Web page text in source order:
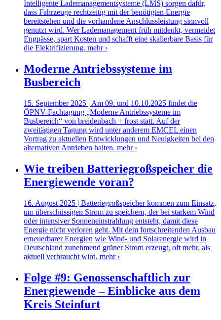
Intelligente Lademanagementsysteme (LMS) sorgen dafür,
dass Fahrzeuge rechtzeitig mit der benötigten Energie
bereitstehen und die vorhandene Anschlussleistung sinnvoll
genutzt wird. Wer Lademanagement früh mitdenkt, vermeidet
Engpässe, spart Kosten und schafft eine skalierbare Basis für
die Elektrifizierung. mehr ›
Moderne Antriebssysteme im
Busbereich
15. September 2025 | Am 09. und 10.10.2025 findet die
ÖPNV-Fachtagung „Moderne Antriebssysteme im
Busbereich“ von breidenbach + frost statt. Auf der
zweitägigen Tagung wird unter anderem EMCEL einen
Vortrag zu aktuellen Entwicklungen und Neuigkeiten bei den
alternativen Antrieben halten. mehr ›
Wie treiben Batteriegroßspeicher die
Energiewende voran?
16. August 2025 | Batteriegroßspeicher kommen zum Einsatz,
um überschüssigen Strom zu speichern, der bei starkem Wind
oder intensiver Sonneneinstrahlung entsteht, damit diese
Energie nicht verloren geht. Mit dem fortschreitenden Ausbau
erneuerbarer Energien wie Wind- und Solarenergie wird in
Deutschland zunehmend grüner Strom erzeugt, oft mehr, als
aktuell verbraucht wird. mehr ›
Folge #9: Genossenschaftlich zur
Energiewende – Einblicke aus dem
Kreis Steinfurt